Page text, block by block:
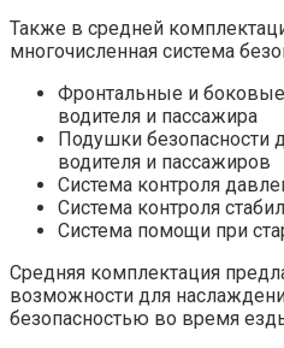
Также в средней
многочисленная система
Фронтальные и
водителя и пассажира
Подушки безопасности
водителя и пассажиров
Система контроля
Система контроля
Система помощи при
Средняя комплектация
возможности для
безопасностью во время